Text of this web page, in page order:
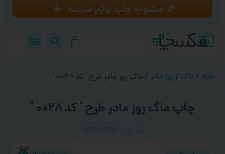
🎉 جشنواره چاپ لوازم مدرسه
خانه / ماگ / روز مادر / ماگ روز مادر طرح ‘ کد ۰۰۲۸ ‘
چاپ ماگ روز مادر طرح ‘ کد ۰۰۲۸ ‘